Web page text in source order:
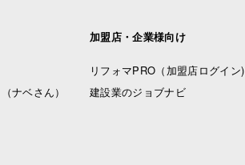
ナベさん）
加盟店・企業様向け
リフォマPRO （加盟店ログイン)
建設業のジョブナビ